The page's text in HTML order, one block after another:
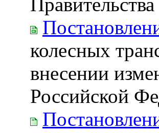
колесных
внесении
Российской